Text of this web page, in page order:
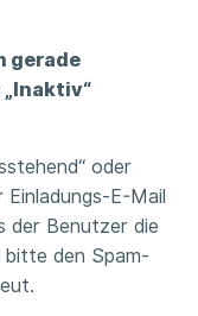
gerade
oder
Einladungs-E-Mail
der Benutzer die
den Spam-